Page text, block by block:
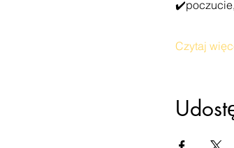
Czytaj